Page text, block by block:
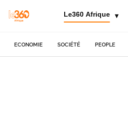
Le360 Afrique ▾
ECONOMIE SOCIÉTÉ PEOPLE